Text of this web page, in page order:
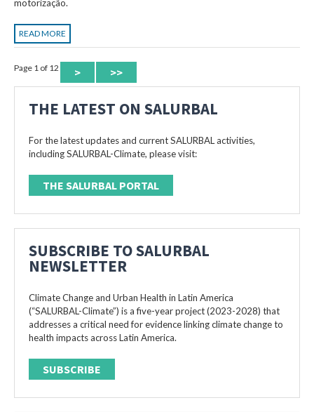
motorização.
READ MORE
Page 1 of 12 > >>
THE LATEST ON SALURBAL
For the latest updates and current SALURBAL activities,
including SALURBAL-Climate, please visit:
THE SALURBAL PORTAL
SUBSCRIBE TO SALURBAL
NEWSLETTER
Climate Change and Urban Health in Latin America
(“SALURBAL-Climate”) is a five-year project (2023-2028) that
addresses a critical need for evidence linking climate change to
health impacts across Latin America.
SUBSCRIBE